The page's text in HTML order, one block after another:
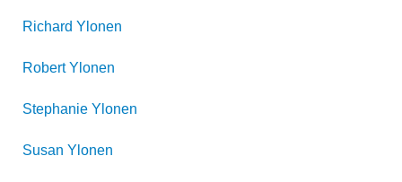
Richard Ylonen
Robert Ylonen
Stephanie Ylonen
Susan Ylonen